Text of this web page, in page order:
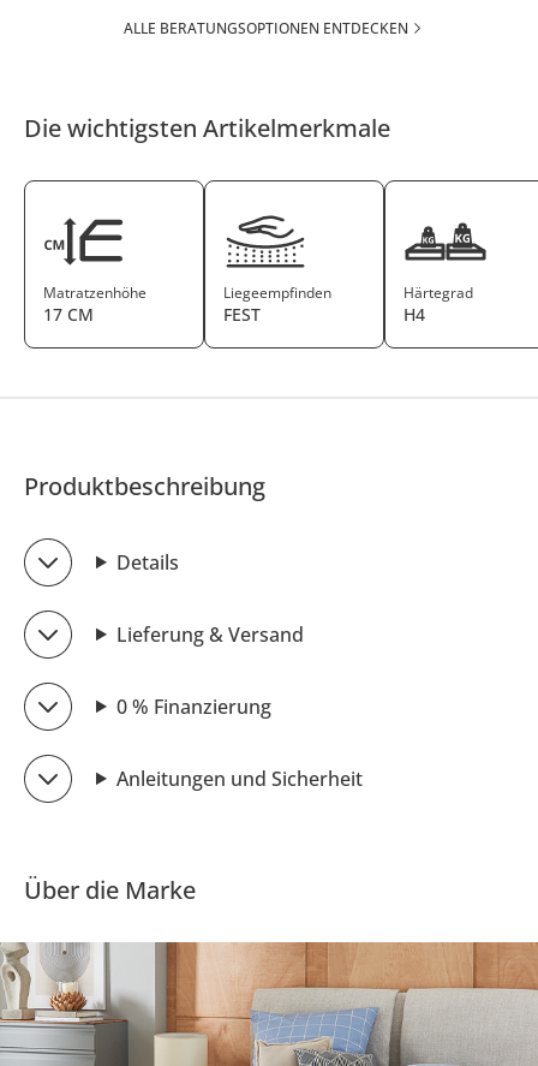
ALLE BERATUNGSOPTIONEN ENTDECKEN
Die wichtigsten Artikelmerkmale
Matratzenhöhe
17 CM
Liegeempfinden
FEST
Härtegrad
H4
Produktbeschreibung
Details
Lieferung & Versand
0 % Finanzierung
Anleitungen und Sicherheit
Über die Marke